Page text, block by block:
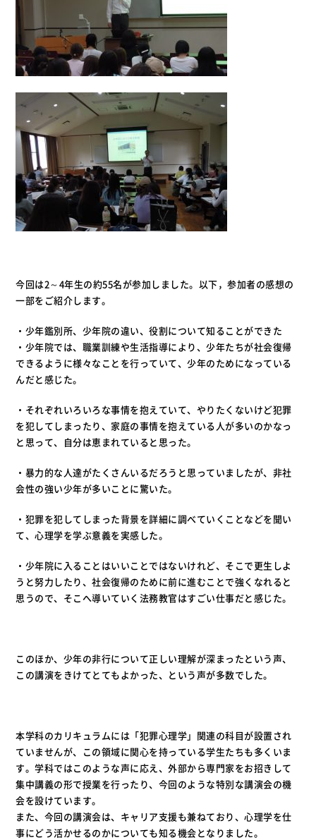
今回は2～4年生の約55名が参加しました。以下，参加者の感想の
一部をご紹介します。
・少年鑑別所、少年院の違い、役割について知ることができた
・少年院では、職業訓練や生活指導により、少年たちが社会復帰
できるように様々なことを行っていて、少年のためになっている
んだと感じた。
・それぞれいろいろな事情を抱えていて、やりたくないけど犯罪
を犯してしまったり、家庭の事情を抱えている人が多いのかなっ
と思って、自分は恵まれていると思った。
・暴力的な人達がたくさんいるだろうと思っていましたが、非社
会性の強い少年が多いことに驚いた。
・犯罪を犯してしまった背景を詳細に調べていくことなどを聞い
て、心理学を学ぶ意義を実感した。
・少年院に入ることはいいことではないけれど、そこで更生しよ
うと努力したり、社会復帰のために前に進むことで強くなれると
思うので、そこへ導いていく法務教官はすごい仕事だと感じた。
このほか、少年の非行について正しい理解が深まったという声、
この講演をきけてとてもよかった、という声が多数でした。
本学科のカリキュラムには「犯罪心理学」関連の科目が設置され
ていませんが、この領域に関心を持っている学生たちも多くいま
す。学科ではこのような声に応え、外部から専門家をお招きして
集中講義の形で授業を行ったり、今回のような特別な講演会の機
会を設けています。
また、今回の講演会は、キャリア支援も兼ねており、心理学を仕
事にどう活かせるのかについても知る機会となりました。